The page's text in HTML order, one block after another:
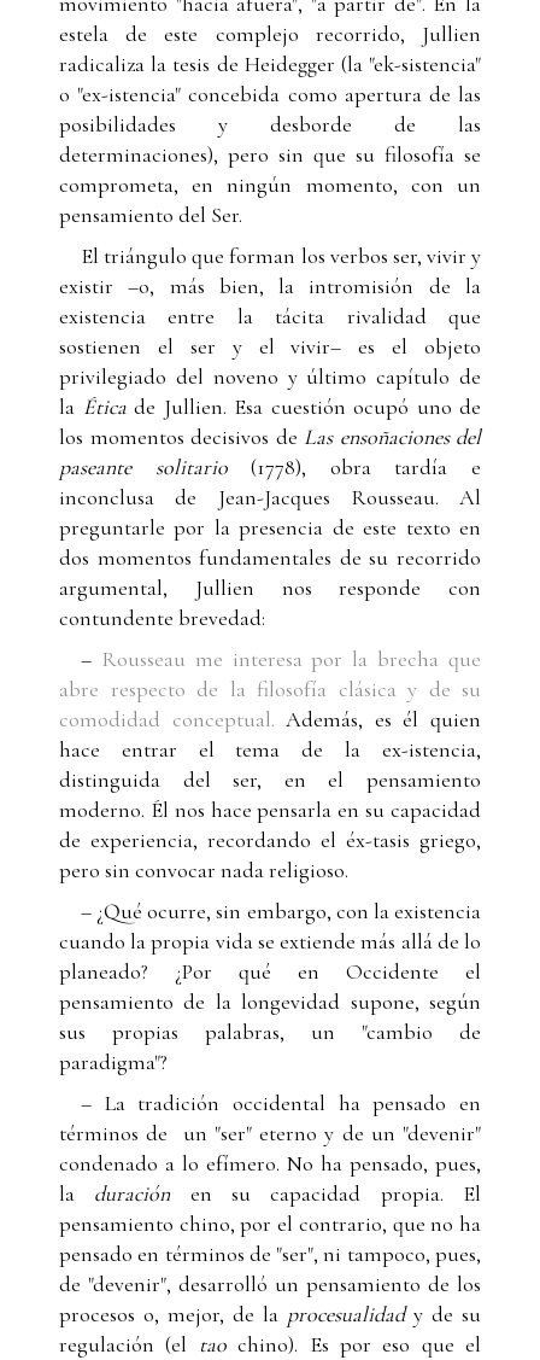
estela de este complejo recorrido, Jullien
radicaliza la tesis de Heidegger (la "ek-sistencia"
o "ex-istencia" concebida como apertura de las
posibilidades y desborde de las
determinaciones), pero sin que su filosofía se
comprometa, en ningún momento, con un
pensamiento del Ser.
El triángulo que forman los verbos ser, vivir y
existir –o, más bien, la intromisión de la
existencia entre la tácita rivalidad que
sostienen el ser y el vivir– es el objeto
privilegiado del noveno y último capítulo de
la Ética de Jullien. Esa cuestión ocupó uno de
los momentos decisivos de Las ensoñaciones del
paseante solitario(1778), obra tardía e
inconclusa de Jean-Jacques Rousseau. Al
preguntarle por la presencia de este texto en
dos momentos fundamentales de su recorrido
argumental, Jullien nos responde con
contundente brevedad:
– Rousseau me interesa por la brecha que
abre respecto de la filosofía clásica y de su
comodidad conceptual. Además, es él quien
hace entrar el tema de la ex-istencia,
distinguida del ser, en el pensamiento
moderno. Él nos hace pensarla en su capacidad
de experiencia, recordando el éx-tasis griego,
pero sin convocar nada religioso.
– ¿Qué ocurre, sin embargo, con la existencia
cuando la propia vida se extiende más allá de lo
planeado? ¿Por qué en Occidente el
pensamiento de la longevidad supone, según
sus propias palabras, un "cambio de
paradigma"?
– La tradición occidental ha pensado en
términos de un "ser" eterno y de un "devenir"
condenado a lo efímero. No ha pensado, pues,
la duración en su capacidad propia. El
pensamiento chino, por el contrario, que no ha
pensado en términos de "ser", ni tampoco, pues,
de "devenir", desarrolló un pensamiento de los
procesos o, mejor, de la procesualidad y de su
regulación (el taochino). Es por eso que el